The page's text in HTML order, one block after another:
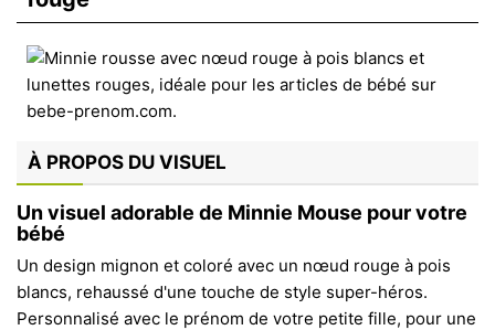
À PROPOS DU VISUEL
Un visuel adorable de Minnie Mouse pour votre
bébé
Un design mignon et coloré avec un nœud rouge à pois
blancs, rehaussé d'une touche de style super-héros.
Personnalisé avec le prénom de votre petite fille, pour une